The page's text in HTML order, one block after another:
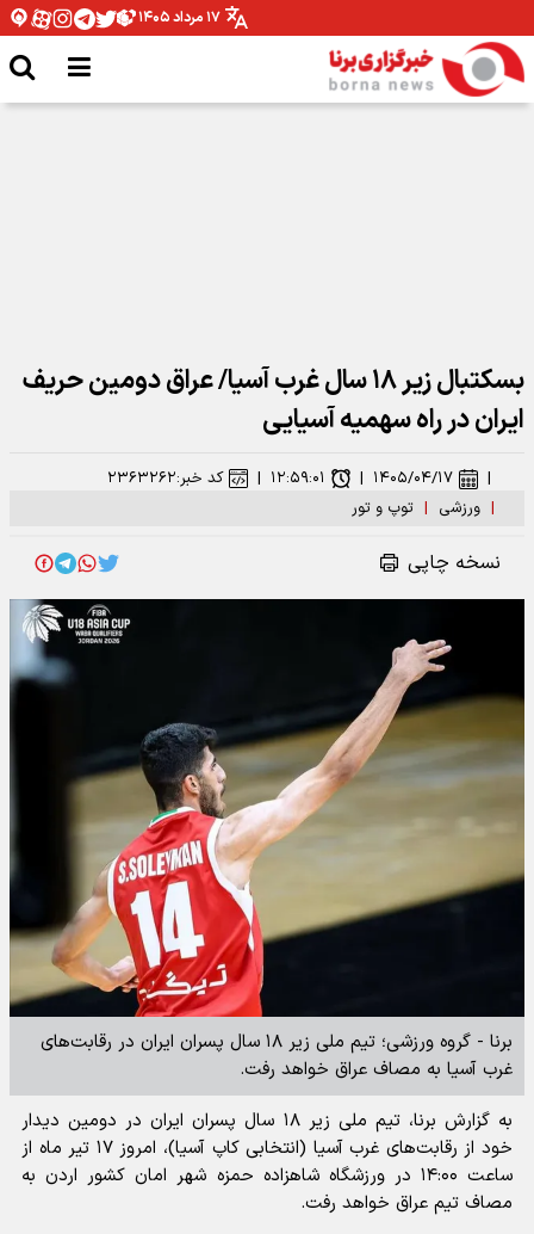
۱۷ مرداد ۱۴۰۵
بسکتبال زیر ۱۸ سال غرب آسیا/ عراق دومین حریف
ایران در راه سهمیه آسیایی
| ورزشی | توپ و تور
| ۱۴۰۵/۰۴/۱۷ | ۱۲:۵۹:۰۱ | کد خبر:۲۳۶۳۲۶۲
نسخه چاپی
برنا - گروه ورزشی؛ تیم ملی زیر ۱۸ سال پسران ایران در رقابت‌های
غرب آسیا به مصاف عراق خواهد رفت.
به گزارش برنا، تیم ملی زیر ۱۸ سال پسران ایران در دومین دیدار
خود از رقابت‌های غرب آسیا (انتخابی کاپ آسیا)، امروز ۱۷ تیر ماه از
ساعت ۱۴:۰۰ در ورزشگاه شاهزاده حمزه شهر امان کشور اردن به
مصاف تیم عراق خواهد رفت.